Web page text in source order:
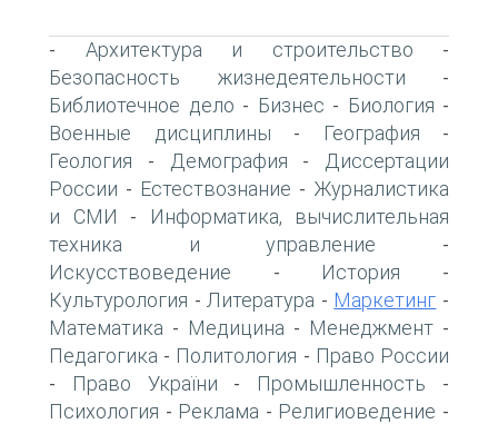
- Архитектура и строительство -
Безопасность жизнедеятельности -
Библиотечное дело - Бизнес - Биология -
Военные дисциплины - География -
Геология - Демография -
Диссертации
России - Естествознание - Журналистика
и СМИ -
Информатика, вычислительная
техника и управление -
Искусствоведение - История -
Культурология - Литература - Маркетинг -
Математика - Медицина - Менеджмент -
Педагогика - Политология - Право России
- Право України - Промышленность -
Психология - Реклама - Религиоведение -